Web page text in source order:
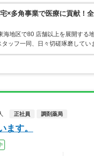
×多角事業で医療に貢献！
地区で80 店舗以上を展開する
ッフ一同、日々切磋琢磨して
正社員 調剤薬局
ます。